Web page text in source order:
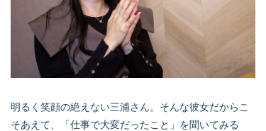
明るく笑顔の絶えない三浦さん。そんな彼女だからこ
そあえて、「仕事で大変だったこと」を聞いてみる